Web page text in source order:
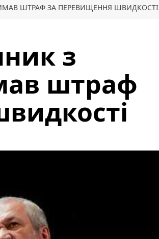
ШТРАФ ЗА ПЕРЕВИЩЕННЯ ШВИДКОСТІ
з
штраф